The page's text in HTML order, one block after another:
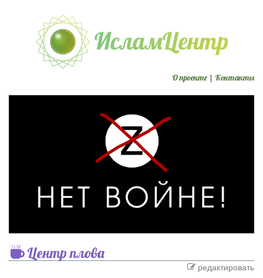
О проекте | Контакты
Центр плова
редактировать